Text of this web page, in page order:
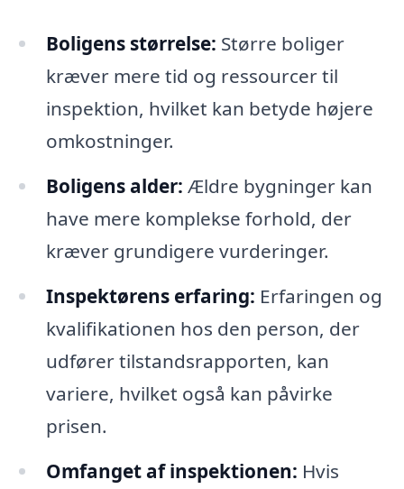
Boligens størrelse: Større boliger
kræver mere tid og ressourcer til
inspektion, hvilket kan betyde højere
omkostninger.
Boligens alder: Ældre bygninger kan
have mere komplekse forhold, der
kræver grundigere vurderinger.
Inspektørens erfaring: Erfaringen og
kvalifikationen hos den person, der
udfører tilstandsrapporten, kan
variere, hvilket også kan påvirke
prisen.
Omfanget af inspektionen: Hvis